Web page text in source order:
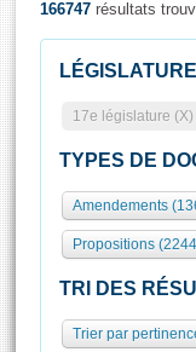
Présidence
577 députés
Groupes
Séance
Commissions
Europe et
Pétitions
Rôle et
Organisation
Présidence
Statistiques
Visiter
Visite virtuelle
Assister à une
166747 résultats
LÉGISLATURE
17e législature (X)
TYPES DE
Amendements
Propositions
TRI DES
Trier par